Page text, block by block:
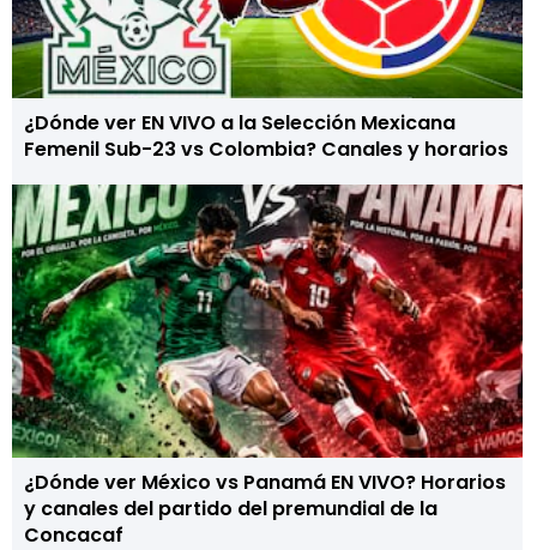
¿Dónde ver EN VIVO a la Selección Mexicana
Femenil Sub-23 vs Colombia? Canales y horarios
¿Dónde ver México vs Panamá EN VIVO? Horarios
y canales del partido del premundial de la
Concacaf